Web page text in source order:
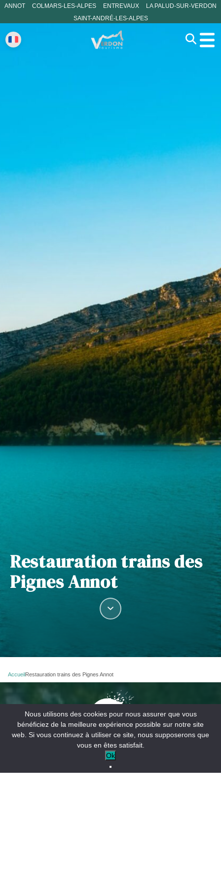
ANNOT COLMARS-LES-ALPES ENTREVAUX
LA PALUD-SUR-VERDON
SAINT-ANDRÉ-LES-ALPES
Restauration trains des
Pignes Annot
AccueilRestauration trains des Pignes Annot
Nous utilisons des cookies pour nous assurer que vous
bénéficiez de la meilleure expérience possible sur notre site
web. Si vous continuez à utiliser ce site, nous supposerons que
vous en êtes satisfait.
Ok